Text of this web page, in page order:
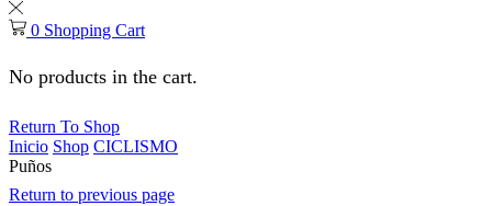
0 Shopping Cart
No products in the cart.
Return To Shop
Inicio Shop CICLISMO
Puños
Return to previous page